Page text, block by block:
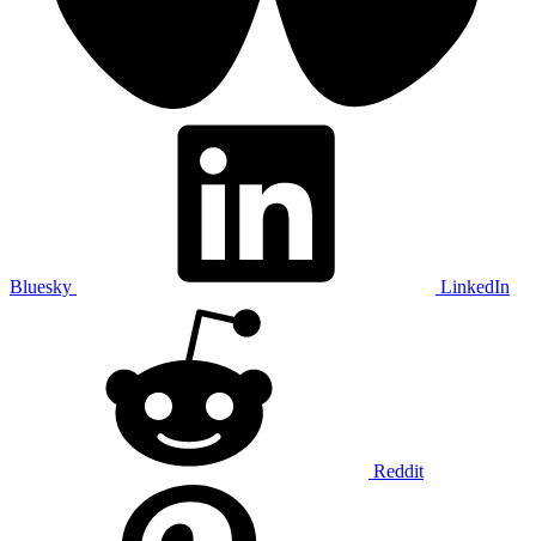
Bluesky LinkedIn
Reddit